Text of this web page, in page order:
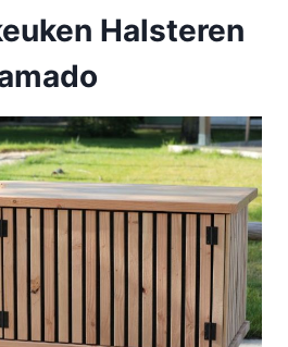
Halsteren